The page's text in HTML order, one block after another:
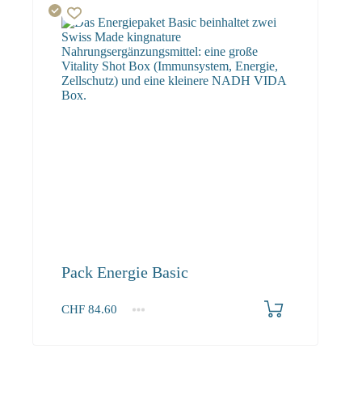
Pack Energie Basic
CHF 84.60
1+